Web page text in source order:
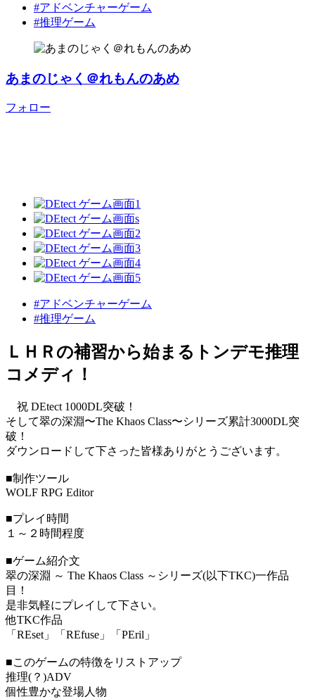
#アドベンチャーゲーム
#推理ゲーム
あまのじゃく＠れもんのあめ
フォロー
#アドベンチャーゲーム
#推理ゲーム
ＬＨＲの補習から始まるトンデモ推理
コメディ！
祝 DEtect 1000DL突破！
そして翠の深淵〜The Khaos Class〜シリーズ累計3000DL突
破！
ダウンロードして下さった皆様ありがとうございます。
■制作ツール
WOLF RPG Editor
■プレイ時間
１～２時間程度
■ゲーム紹介文
翠の深淵 ～ The Khaos Class ～シリーズ(以下TKC)一作品
目！
是非気軽にプレイして下さい。
他TKC作品
「REset」「REfuse」「PEril」
■このゲームの特徴をリストアップ
推理(？)ADV
個性豊かな登場人物